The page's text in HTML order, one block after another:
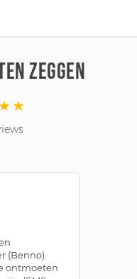
ZEGGEN
(Benno).
ontmoeten